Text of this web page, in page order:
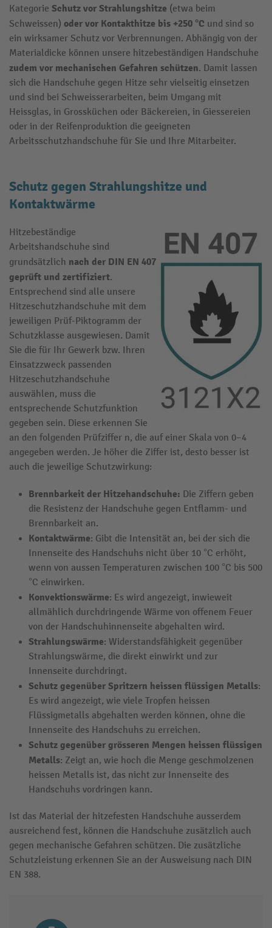
Kategorie Schutz vor Strahlungshitze (etwa beim
Schweissen) oder vor Kontakthitze bis +250 °C und sind so
ein wirksamer Schutz vor Verbrennungen. Abhängig von der
Materialdicke können unsere hitzebeständigen Handschuhe
zudem vor mechanischen Gefahren schützen. Damit lassen
sich die Handschuhe gegen Hitze sehr vielseitig einsetzen
und sind bei Schweisserarbeiten, beim Umgang mit
Heissglas, in Grossküchen oder Bäckereien, in Giessereien
oder in der Reifenproduktion die geeigneten
Arbeitsschutzhandschuhe für Sie und Ihre Mitarbeiter.
Schutz gegen Strahlungshitze und
Kontaktwärme
Hitzebeständige
Arbeitshandschuhe sind
grundsätzlich nach der DIN EN 407
geprüft und zertifiziert.
Entsprechend sind alle unsere
Hitzeschutzhandschuhe mit dem
jeweiligen Prüf-Piktogramm der
Schutzklasse ausgewiesen. Damit
Sie die für Ihr Gewerk bzw. Ihren
Einsatzzweck passenden
Hitzeschutzhandschuhe
auswählen, muss die
entsprechende Schutzfunktion
gegeben sein. Diese erkennen Sie
an den folgenden Prüfziffer n, die auf einer Skala von 0–4
angegeben werden. Je höher die Ziffer ist, desto besser ist
auch die jeweilige Schutzwirkung:
Brennbarkeit der Hitzehandschuhe: Die Ziffern geben
die Resistenz der Handschuhe gegen Entflamm- und
Brennbarkeit an.
Kontaktwärme: Gibt die Intensität an, bei der sich die
Innenseite des Handschuhs nicht über 10 °C erhöht,
wenn von aussen Temperaturen zwischen 100 °C bis 500
°C einwirken.
Konvektionswärme: Es wird angezeigt, inwieweit
allmählich durchdringende Wärme von offenem Feuer
von der Handschuhinnenseite abgehalten wird.
Strahlungswärme: Widerstandsfähigkeit gegenüber
Strahlungswärme, die direkt einwirkt und zur
Innenseite durchdringt.
Schutz gegenüber Spritzern heissen flüssigen Metalls:
Es wird angezeigt, wie viele Tropfen heissen
Flüssigmetalls abgehalten werden können, ohne die
Innenseite des Handschuhs zu erreichen.
Schutz gegenüber grösseren Mengen heissen flüssigen
Metalls: Zeigt an, wie hoch die Menge geschmolzenen
heissen Metalls ist, das nicht zur Innenseite des
Handschuhs vordringen kann.
Ist das Material der hitzefesten Handschuhe ausserdem
ausreichend fest, können die Handschuhe zusätzlich auch
gegen mechanische Gefahren schützen. Die zusätzliche
Schutzleistung erkennen Sie an der Ausweisung nach DIN
EN 388.